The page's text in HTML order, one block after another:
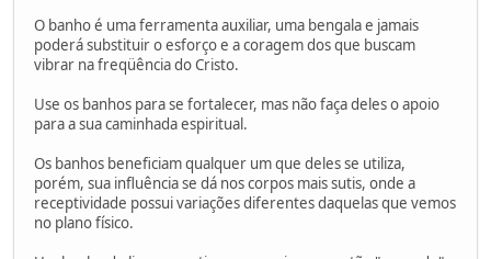
O banho é uma ferramenta auxiliar, uma bengala e jamais
poderá substituir o esforço e a coragem dos que buscam
vibrar na freqüência do Cristo.
Use os banhos para se fortalecer, mas não faça deles o apoio
para a sua caminhada espiritual.
Os banhos beneficiam qualquer um que deles se utiliza,
porém, sua influência se dá nos corpos mais sutis, onde a
receptividade possui variações diferentes daquelas que vemos
no plano físico.